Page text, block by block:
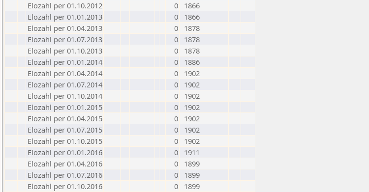
Elozahl per 01.10.2012
0
1866
Elozahl per 01.01.2013
0
1866
Elozahl per 01.04.2013
0
1878
Elozahl per 01.07.2013
0
1878
Elozahl per 01.10.2013
0
1878
Elozahl per 01.01.2014
0
1886
Elozahl per 01.04.2014
0
1902
Elozahl per 01.07.2014
0
1902
Elozahl per 01.10.2014
0
1902
Elozahl per 01.01.2015
0
1902
Elozahl per 01.04.2015
0
1902
Elozahl per 01.07.2015
0
1902
Elozahl per 01.10.2015
0
1902
Elozahl per 01.01.2016
0
1911
Elozahl per 01.04.2016
0
1899
Elozahl per 01.07.2016
0
1899
Elozahl per 01.10.2016
0
1899